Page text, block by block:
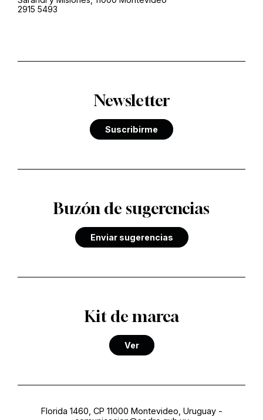
2915 5493
Newsletter
Suscribirme
Buzón de sugerencias
Enviar sugerencias
Kit de marca
Ver
Florida 1460, CP 11000 Montevideo, Uruguay-